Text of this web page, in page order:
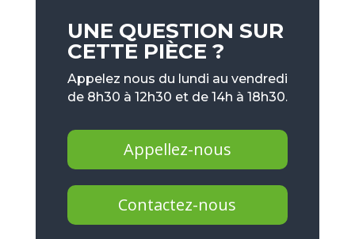
UNE QUESTION SUR
CETTE PIÈCE ?
Appelez nous du lundi au vendredi
de 8h30 à 12h30 et de 14h à 18h30.
Appellez-nous
Contactez-nous